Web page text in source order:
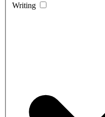
Writing